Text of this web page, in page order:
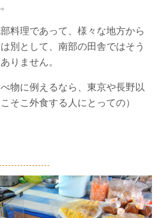
料理であって、様々な地方から
別として、南部の田舎ではそう
りません。
物に例えるなら、東京や長野以
そこ外食する人にとっての）